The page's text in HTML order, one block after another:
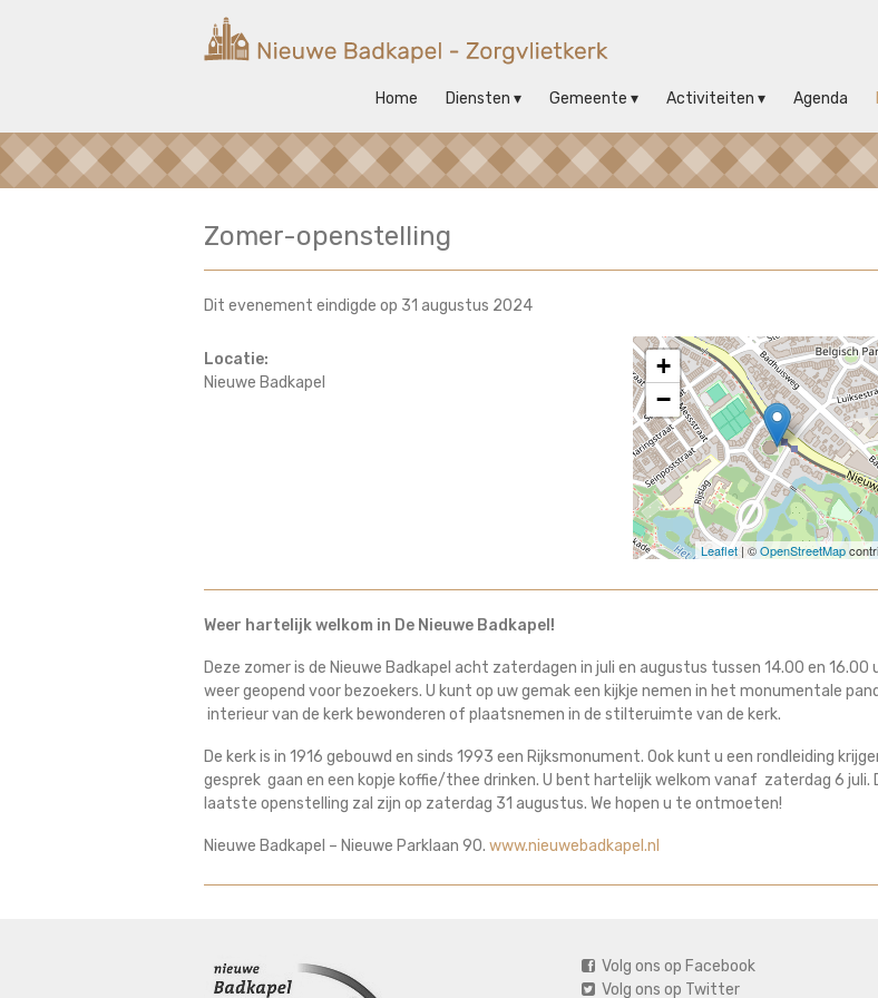
Nieuwe
Kerk
op
Home Diensten Gemeente Activiteiten Agenda
Zomer-openstelling
Dit evenement eindigde op 31 augustus 2024
Locatie:
Nieuwe Badkapel
+
−
Leaflet| ©OpenStreetMap
Weer hartelijk welkom in De Nieuwe Badkapel!
Deze zomer is de Nieuwe Badkapel acht zaterdagen in juli en augustus tussen 14.00 en 16.00
weer geopend voor bezoekers. U kunt op uw gemak een kijkje nemen in het monumentale
interieur van de kerk bewonderen of plaatsnemen in de stilteruimte van de kerk.
De kerk is in 1916 gebouwd en sinds 1993 een Rijksmonument. Ook kunt u een rondleiding
gesprek gaan en een kopje koffie/thee drinken. U bent hartelijk welkom vanaf zaterdag 6 juli.
laatste openstelling zal zijn op zaterdag 31 augustus. We hopen u te ontmoeten!
Nieuwe Badkapel – Nieuwe Parklaan 90. www.nieuwebadkapel.nl
Volg ons op Facebook
Volg ons op Twitter